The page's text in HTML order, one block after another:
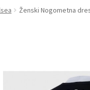
račun Trgovina
Ženski Nogometna